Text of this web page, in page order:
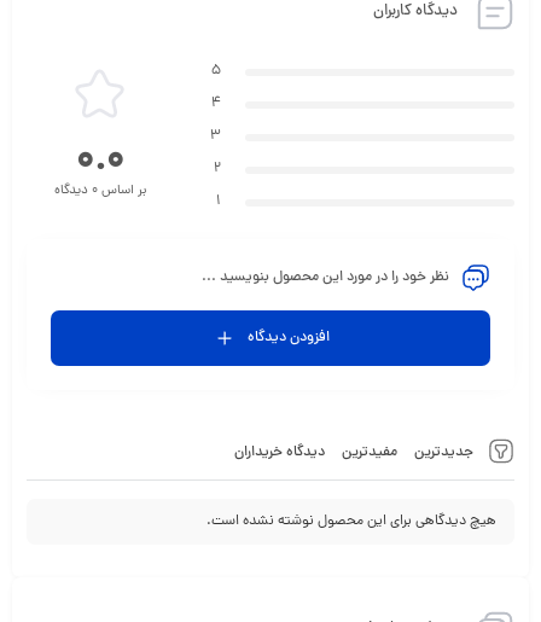
دیدگاه کاربران
جدیدترین مفیدترین دیدگاه خریداران
هیچ دیدگاهی برای این محصول نوشته نشده است.
5
4
3
2
1
0.0
بر اساس 0 دیدگاه
نظر خود را در مورد این محصول بنویسید ...
افزودن دیدگاه